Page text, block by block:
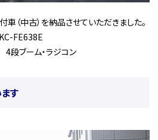
（中古）を納品させていただきました。
FE638E
ブーム・ラジコン
す